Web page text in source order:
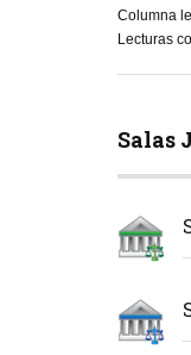
Columna
Lecturas
Salas